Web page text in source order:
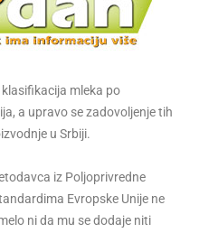
mleka po
a upravo se zadovoljenje tih
u Srbiji.
iz Poljoprivredne
Evropske Unije ne
ni da mu se dodaje niti